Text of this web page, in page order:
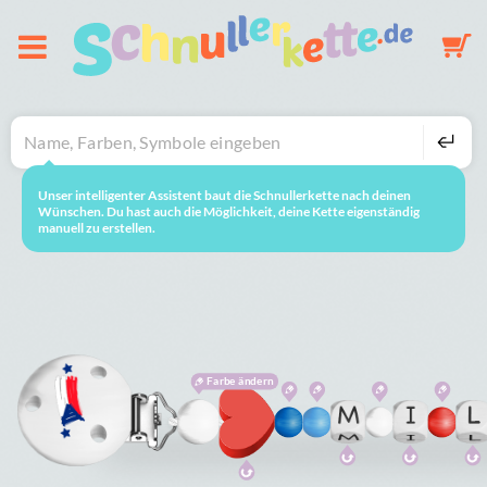
Schnullerkette
Schlüsselanhänger
Galerie
Warenkorb
Unser intelligenter Assistent baut die Schnullerkette nach deinen
Wünschen. Du hast auch die Möglichkeit, deine Kette eigenständig
manuell zu erstellen.
neustarten So geht's
Farbe ändern